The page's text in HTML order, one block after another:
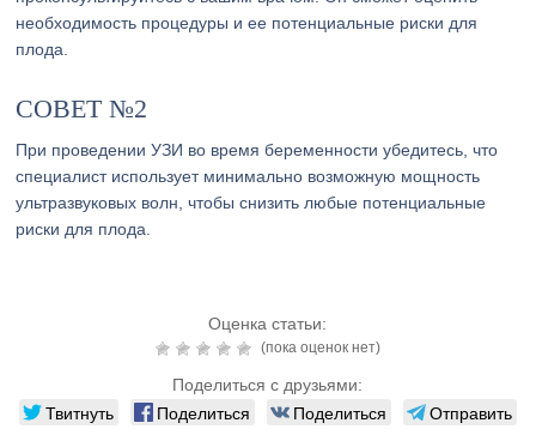
необходимость процедуры и ее потенциальные риски для
плода.
СОВЕТ №2
При проведении УЗИ во время беременности убедитесь, что
специалист использует минимально возможную мощность
ультразвуковых волн, чтобы снизить любые потенциальные
риски для плода.
Оценка статьи:
(пока оценок нет)
Поделиться с друзьями:
Твитнуть Поделиться Поделиться
Отправить